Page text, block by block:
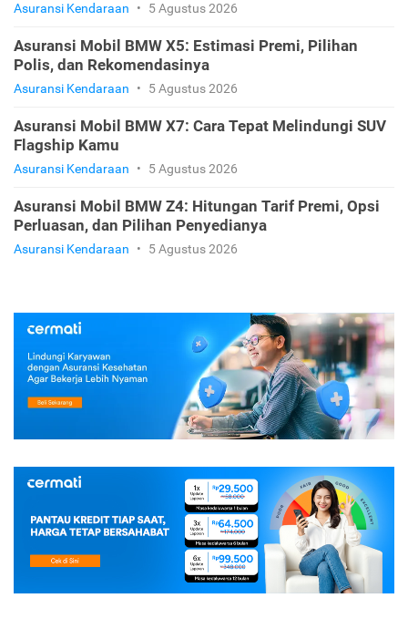
Asuransi Kendaraan • 5 Agustus 2026
Asuransi Mobil BMW X5: Estimasi Premi, Pilihan
Polis, dan Rekomendasinya
Asuransi Kendaraan • 5 Agustus 2026
Asuransi Mobil BMW X7: Cara Tepat Melindungi SUV
Flagship Kamu
Asuransi Kendaraan • 5 Agustus 2026
Asuransi Mobil BMW Z4: Hitungan Tarif Premi, Opsi
Perluasan, dan Pilihan Penyedianya
Asuransi Kendaraan • 5 Agustus 2026